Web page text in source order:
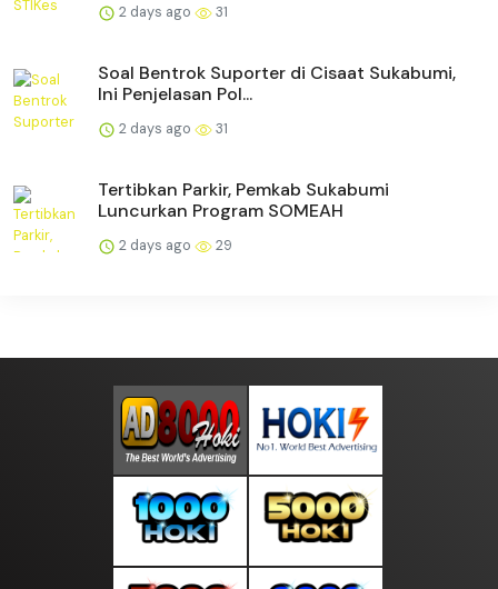
2 days ago 31
Soal Bentrok Suporter di Cisaat Sukabumi,
Ini Penjelasan Pol...
2 days ago 31
Tertibkan Parkir, Pemkab Sukabumi
Luncurkan Program SOMEAH
2 days ago 29